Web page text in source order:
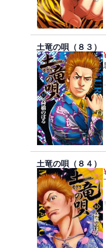
土竜の唄（８３）
土竜の唄（８４）